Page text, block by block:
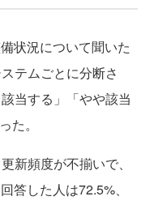
状況について聞いた
テムごとに分断さ
当する」「やや該当
た。
新頻度が不揃いで、
答した人は72.5%、